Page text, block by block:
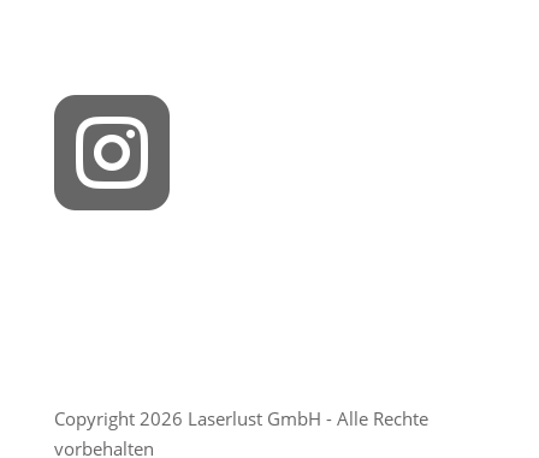

Copyright 2026 Laserlust GmbH - Alle Rechte
vorbehalten